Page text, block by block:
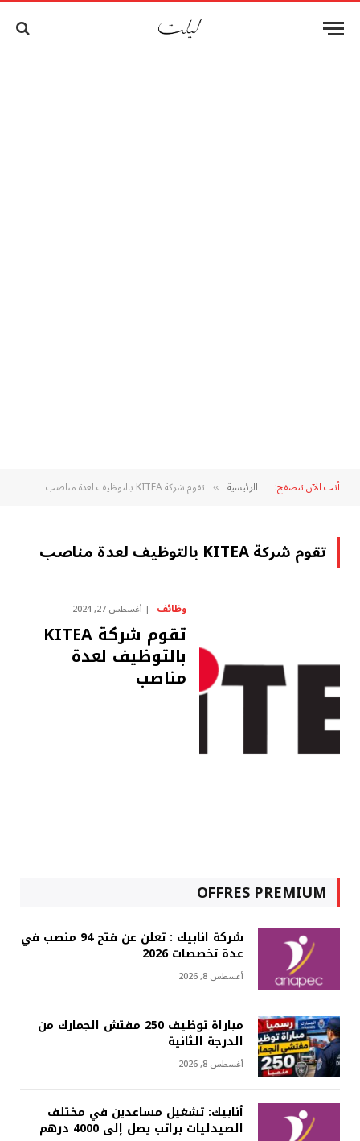
أنت الآن تتصفح: الرئيسية » تقوم شركة KITEA بالتوظيف لعدة مناصب
تقوم شركة KITEA بالتوظيف لعدة مناصب
وظائف أغسطس 27, 2024
تقوم شركة KITEA
بالتوظيف لعدة
مناصب
OFFRES PREMIUM
شركة انابيك : تعلن عن فتح 94 منصب في
عدة تخصصات 2026
أغسطس 8, 2026
مباراة توظيف 250 مفتش الجمارك من
الدرجة الثانية
أغسطس 8, 2026
أنابيك: تشغيل مساعدين في مختلف
الصيدليات براتب يصل إلى 4000 درهم